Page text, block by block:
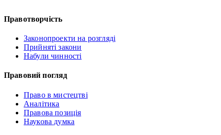
Правотворчість
Законопроекти на розгляді
Прийняті закони
Набули чинності
Правовий погляд
Право в мистецтві
Аналітика
Правова позиція
Наукова думка